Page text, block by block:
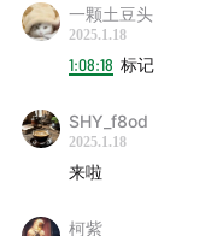
一颗土豆头
2025.1.18
1:08:18 标记
SHY_f8od
2025.1.18
来啦
柯紫